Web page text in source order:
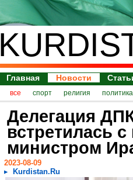
Главная Новости
все спорт религия политика
Делегация
встретилась
министром
2023-08-09
Kurdistan.Ru